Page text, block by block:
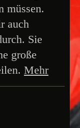
müssen.
auch
Sie
große
Mehr